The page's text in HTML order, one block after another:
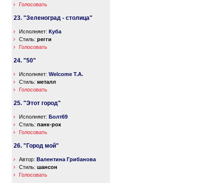
Голосовать
23. "Зеленоград - столица"
Исполняет: Куба
Стиль: регги
Голосовать
24. "50"
Исполняет: Welcome T.A.
Стиль: металл
Голосовать
25. "Этот город"
Исполняет: Болт69
Стиль: панк-рок
Голосовать
26. "Город мой"
Автор: Валентина Грибанова
Стиль: шансон
Голосовать